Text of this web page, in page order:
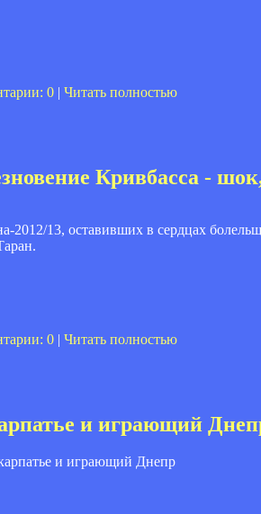
0 | Читать полностью
Кривбасса -
2012/13, оставивших в сердцах
0 | Читать полностью
и играющий